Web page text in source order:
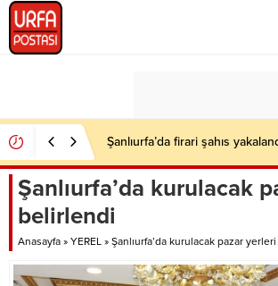
Şanlıurfa’da firari şahıs
Şanlıurfa’da kurulacak
belirlendi
Anasayfa » YEREL » Şanlıurfa’da kurulacak pazar